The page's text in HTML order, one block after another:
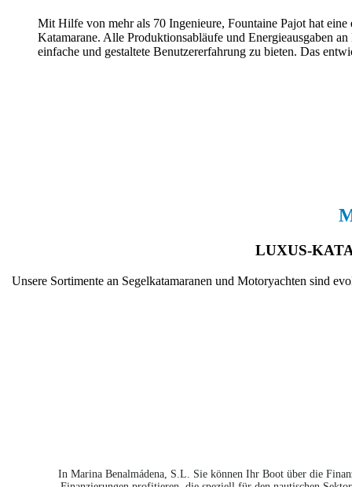
Mit Hilfe von mehr als 70 Ingenieure, Fountaine Pajot hat
Katamarane. Alle Produktionsabläufe und Energieausgaben
einfache und gestaltete Benutzererfahrung zu bieten. Das
LUXUS-
Unsere Sortimente an Segelkatamaranen und Motoryachten sind
In Marina Benalmádena, S.L. Sie können Ihr Boot über die